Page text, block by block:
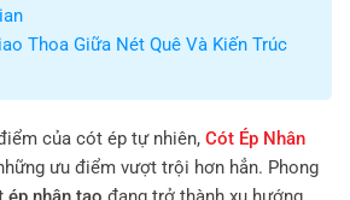
Thoa Giữa Nét Quê Và Kiến Trúc
của cót ép tự nhiên, Cót Ép Nhân
ưu điểm vượt trội hơn hẳn. Phong